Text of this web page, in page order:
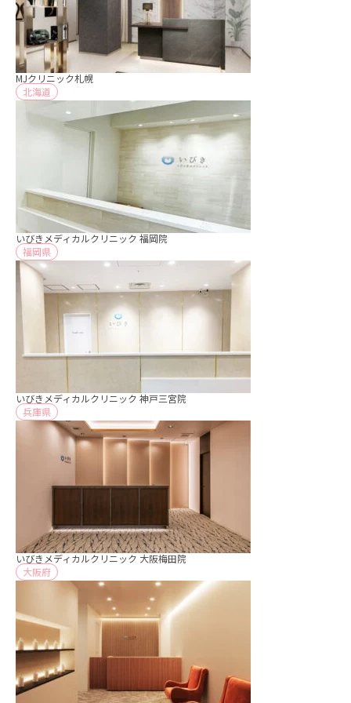
MJクリニック札幌
北海道
いびきメディカルクリニック 福岡院
福岡県
いびきメディカルクリニック 神戸三宮院
兵庫県
いびきメディカルクリニック 大阪梅田院
大阪府